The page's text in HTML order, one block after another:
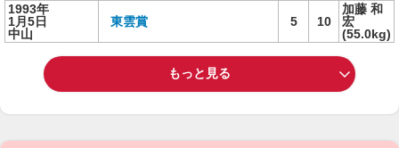
1993年
1月5日
中山
東雲賞 5 10
加藤 和
宏
(55.0kg)
もっと見る